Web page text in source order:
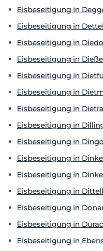
Eisbeseitigung in
Eisbeseitigung in
Eisbeseitigung in
Eisbeseitigung in
Eisbeseitigung in
Eisbeseitigung in
Eisbeseitigung in
Eisbeseitigung in
Eisbeseitigung in
Eisbeseitigung in
Eisbeseitigung in
Eisbeseitigung in
Eisbeseitigung in
Eisbeseitigung in
Eisbeseitigung in